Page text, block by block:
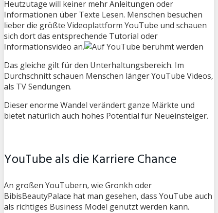
Heutzutage will keiner mehr Anleitungen oder
Informationen über Texte Lesen. Menschen besuchen
lieber die größte Videoplattform YouTube und schauen
sich dort das entsprechende Tutorial oder
Informationsvideo an.
Das gleiche gilt für den Unterhaltungsbereich. Im
Durchschnitt schauen Menschen länger YouTube Videos,
als TV Sendungen.
Dieser enorme Wandel verändert ganze Märkte und
bietet natürlich auch hohes Potential für Neueinsteiger.
YouTube als die Karriere Chance
An großen YouTubern, wie Gronkh oder
BibisBeautyPalace hat man gesehen, dass YouTube auch
als richtiges Business Model genutzt werden kann.